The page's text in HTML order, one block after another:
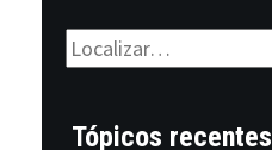
Tópicos recentes